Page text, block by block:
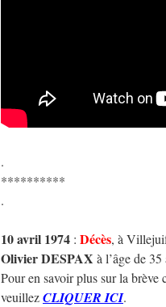
.
**********
.
10 avril 1974 : Décès, à
Olivier DESPAX à l’âge de
Pour en savoir plus sur la brève
veuillezCLIQUER ICI.